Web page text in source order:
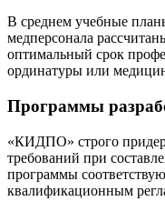
В среднем учебные
медперсонала
оптимальный срок
ординатуры или
Программы
«КИДПО» строго
требований при
программы
квалификационным